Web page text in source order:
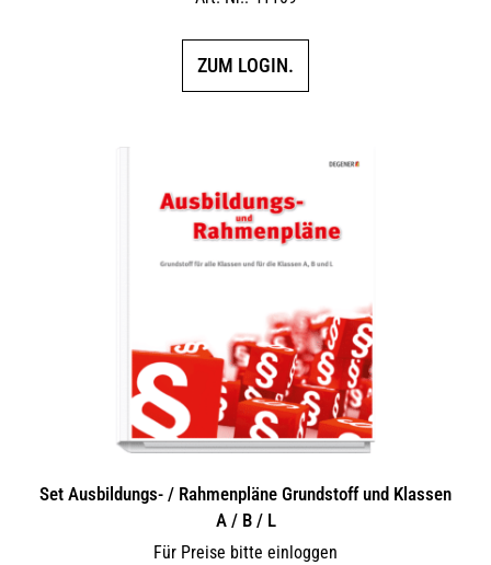
ZUM LOGIN.
Set Ausbildungs- / Rahmenpläne Grundstoff und Klassen
A / B / L
Für Preise bitte einloggen